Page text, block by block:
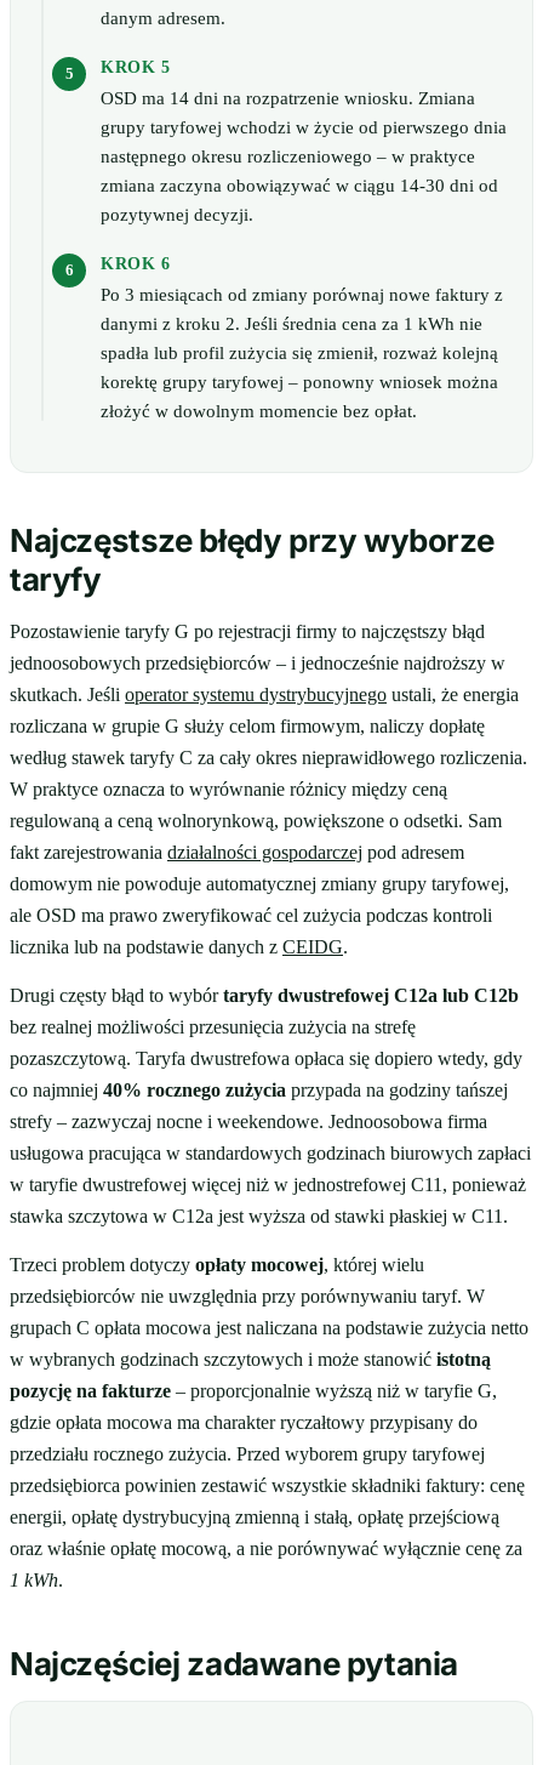
danym adresem.
KROK 5
OSD ma 14 dni na rozpatrzenie wniosku. Zmiana
grupy taryfowej wchodzi w życie od pierwszego dnia
następnego okresu rozliczeniowego – w praktyce
zmiana zaczyna obowiązywać w ciągu 14-30 dni od
pozytywnej decyzji.
KROK 6
Po 3 miesiącach od zmiany porównaj nowe faktury z
danymi z kroku 2. Jeśli średnia cena za 1 kWh nie
spadła lub profil zużycia się zmienił, rozważ kolejną
korektę grupy taryfowej – ponowny wniosek można
złożyć w dowolnym momencie bez opłat.
Najczęstsze błędy przy wyborze
taryfy
Pozostawienie taryfy G po rejestracji firmy to najczęstszy błąd
jednoosobowych przedsiębiorców – i jednocześnie najdroższy w
skutkach. Jeśli operator systemu dystrybucyjnego ustali, że energia
rozliczana w grupie G służy celom firmowym, naliczy dopłatę
według stawek taryfy C za cały okres nieprawidłowego rozliczenia.
W praktyce oznacza to wyrównanie różnicy między ceną
regulowaną a ceną wolnorynkową, powiększone o odsetki. Sam
fakt zarejestrowania działalności gospodarczej pod adresem
domowym nie powoduje automatycznej zmiany grupy taryfowej,
ale OSD ma prawo zweryfikować cel zużycia podczas kontroli
licznika lub na podstawie danych z CEIDG.
Drugi częsty błąd to wybórtaryfy dwustrefowej C12a lub C12b
bez realnej możliwości przesunięcia zużycia na strefę
pozaszczytową. Taryfa dwustrefowa opłaca się dopiero wtedy, gdy
co najmniej 40% rocznego zużycia przypada na godziny tańszej
strefy – zazwyczaj nocne i weekendowe. Jednoosobowa firma
usługowa pracująca w standardowych godzinach biurowych zapłaci
w taryfie dwustrefowej więcej niż w jednostrefowej C11, ponieważ
stawka szczytowa w C12a jest wyższa od stawki płaskiej w C11.
Trzeci problem dotyczy opłaty mocowej, której wielu
przedsiębiorców nie uwzględnia przy porównywaniu taryf. W
grupach C opłata mocowa jest naliczana na podstawie zużycia netto
w wybranych godzinach szczytowych i może stanowić istotną
pozycję na fakturze – proporcjonalnie wyższą niż w taryfie G,
gdzie opłata mocowa ma charakter ryczałtowy przypisany do
przedziału rocznego zużycia. Przed wyborem grupy taryfowej
przedsiębiorca powinien zestawić wszystkie składniki faktury: cenę
energii, opłatę dystrybucyjną zmienną i stałą, opłatę przejściową
oraz właśnie opłatę mocową, a nie porównywać wyłącznie cenę za
1 kWh.
Najczęściej zadawane pytania